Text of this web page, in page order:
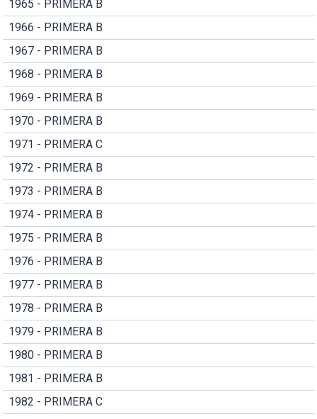
1965 - PRIMERA B
1966 - PRIMERA B
1967 - PRIMERA B
1968 - PRIMERA B
1969 - PRIMERA B
1970 - PRIMERA B
1971 - PRIMERA C
1972 - PRIMERA B
1973 - PRIMERA B
1974 - PRIMERA B
1975 - PRIMERA B
1976 - PRIMERA B
1977 - PRIMERA B
1978 - PRIMERA B
1979 - PRIMERA B
1980 - PRIMERA B
1981 - PRIMERA B
1982 - PRIMERA C